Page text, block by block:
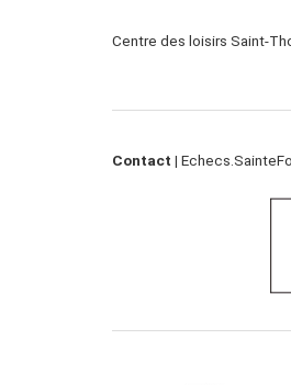
Centre des loisirs Saint-
Contact |